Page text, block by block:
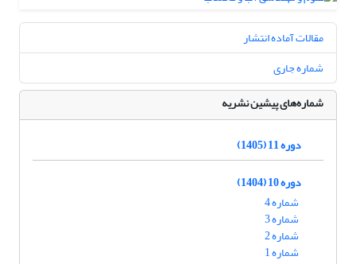
مقالات آماده انتشار
شماره جاری
شماره‌های پیشین نشریه
دوره 11 (1405)
دوره 10 (1404)
شماره 4
شماره 3
شماره 2
شماره 1